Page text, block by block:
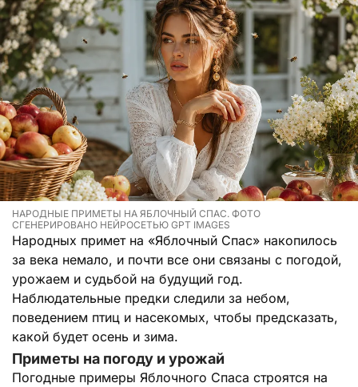
НАРОДНЫЕ ПРИМЕТЫ НА ЯБЛОЧНЫЙ СПАС. ФОТО
СГЕНЕРИРОВАНО НЕЙРОСЕТЬЮ GPT IMAGES
Народных примет на «Яблочный Спас» накопилось
за века немало, и почти все они связаны с погодой,
урожаем и судьбой на будущий год.
Наблюдательные предки следили за небом,
поведением птиц и насекомых, чтобы предсказать,
какой будет осень и зима.
Приметы на погоду и урожай
Погодные примеры Яблочного Спаса строятся на